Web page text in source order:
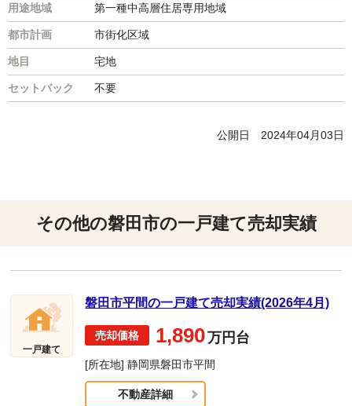
用途地域 第一種中高層住居専用地域
都市計画 市街化区域
地目 宅地
セットバック 不要
公開日 2024年04月03日
その他の磐田市の一戸建て売却実績
一戸建て
磐田市平間の一戸建て売却実績(2026年4月)
1,890万円台
[所在地] 静岡県磐田市平間
不動産詳細